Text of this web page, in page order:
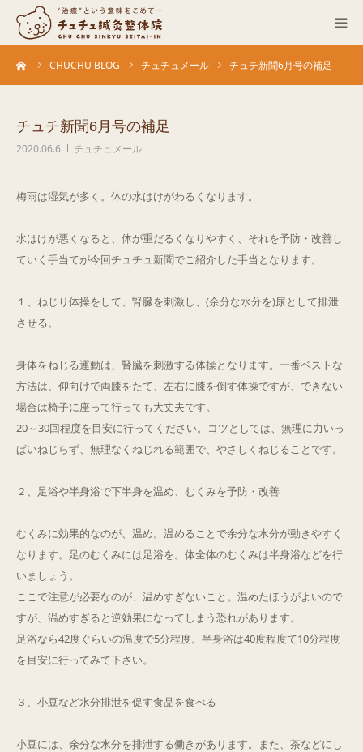
CHUCHU BLOG チュチュメール チュチ新聞6月号の補足
チュチ新聞6月号の補足
2020.06.6 チュチュメール
梅雨は湿気が多く。体の水はけがわるくなります。
水はけが悪くなると、体が重だるくなりやすく、それを予防・改善し
ていく手当てが今回チュチュ新聞でご紹介した手当となります。
１、ねじり体操をして、腎臓を刺激し、(余分な水分を)尿として排泄
させる。
身体をねじる運動は、腎臓を刺激する体操となります。一番ベストな
方法は、仰向けで両膝をたて、左右に膝を倒す体操ですが、できない
場合は椅子に座って行っても大丈夫です。
20～30回程度を目安に行ってください。コツとしては、無理に力いっ
ぱいねじらず、無理なくねじれる範囲で、やさしくねじることです。
２、足浴や半身浴で下半身を温め、むくみを予防・改善
むくみに効果的なのが、温め。温めることで余分な水分が動きやすく
なります。足のむくみには足浴を。体全体のむくみは半身浴などを行
いましょう。
ここで注意が必要なのが、温めすぎないこと。温めたほうがよいので
すが、温めすぎると逆効果になってしまう恐れがあります。
足浴なら42度ぐらいの温度で5分程度。半身浴は40度程度て10分程度
を目安に行ってみて下さい。
３、小豆など水分排泄を促す食品を食べる
小豆には、余分な水分を排泄する働きがあります。また、茶などにし
当院について
症例
ACCESS
Q&A
ご予約・お問合せ